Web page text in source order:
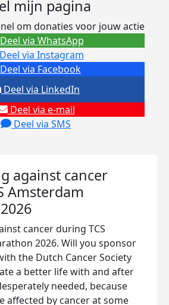
mijn pagina
om donaties voor jouw actie
via Facebook
Deel via Instagram
Deel via e-mail
Deel via SMS
Deel via LinkedIn
via WhatsApp
against cancer
Amsterdam
cancer during TCS
2026. Will you sponsor
the Dutch Cancer Society
a better life with and after
needed, because
affected by cancer at some